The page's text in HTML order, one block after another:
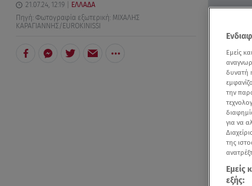
21.07.24, 12:19
ΕΛΛΑΔΑ
Πηγή: Φωτογραφία εξωτερική: ΜΙΧΑΛΗΣ
ΚΑΡΑΓΙΑΝΝΗΣ/EUROKINISSI
Εμείς
δυνατή
την
για να
της
Εμείς
εξής: